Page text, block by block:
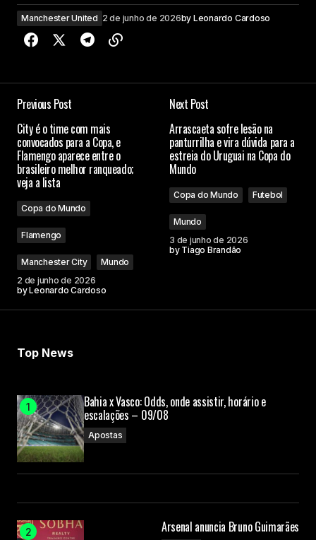
Manchester United 2 de junho de 2026by Leonardo Cardoso
Previous Post
City é o time com mais
convocados para a Copa, e
Flamengo aparece entre o
brasileiro melhor ranqueado;
veja a lista
Copa do Mundo
Flamengo
Manchester City
Mundo
2 de junho de 2026
byLeonardo Cardoso
Next Post
Arrascaeta sofre lesão na
panturrilha e vira dúvida para a
estreia do Uruguai na Copa do
Mundo
Copa do Mundo Futebol
Mundo
3 de junho de 2026
by Tiago Brandão
Top News
Bahia x Vasco: Odds, onde assistir, horário e
escalações – 09/08
Apostas
Arsenal anuncia Bruno Guimarães